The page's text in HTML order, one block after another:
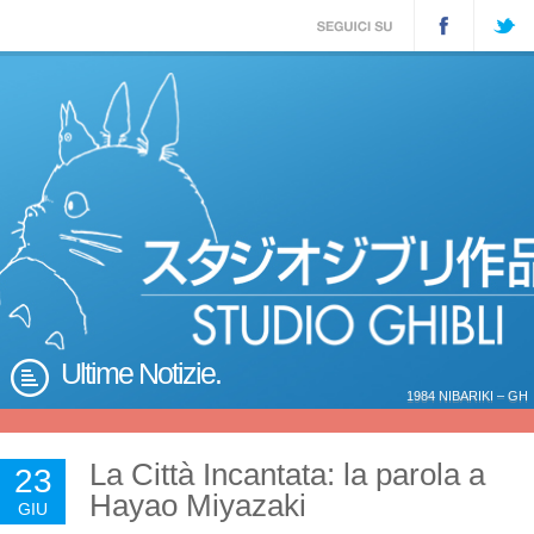
Ultime Notizie.
1984 NIBARIKI – GH
23
GIU
La Città Incantata: la parola a
Hayao Miyazaki